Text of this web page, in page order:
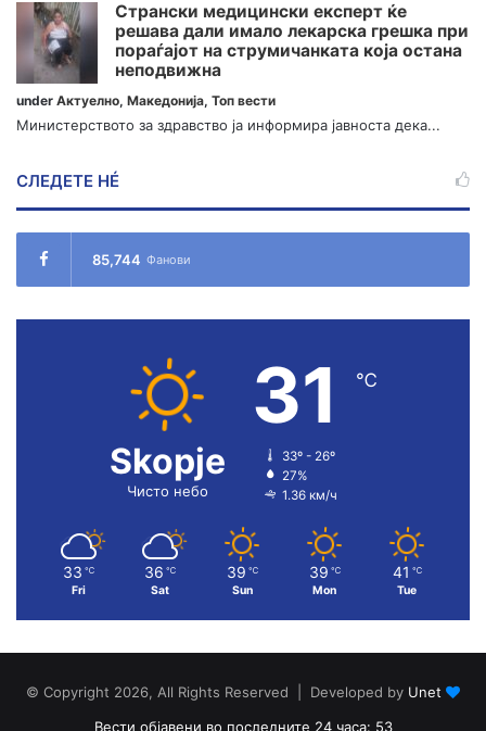
Странски медицински експерт ќе
решава дали имало лекарска грешка при
пораѓајот на струмичанката која остана
неподвижна
under Актуелно, Македонија, Топ вести
Министерството за здравство ја информира јавноста дека...
СЛЕДЕТЕ НÉ
85,744 Фанови
Skopje
Чисто небо
31 ℃
33º - 26º
27%
1.36 км/ч
33 ℃
Fri
36 ℃
Sat
39 ℃
Sun
39 ℃
Mon
41 ℃
Tue
© Copyright 2026, All Rights Reserved | Developed by Unet
Вести објавени во последните 24 часа: 53